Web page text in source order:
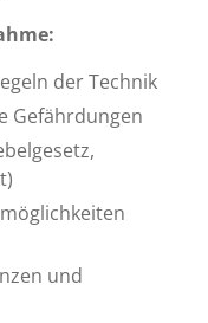
der Technik
Gefährdungen
und